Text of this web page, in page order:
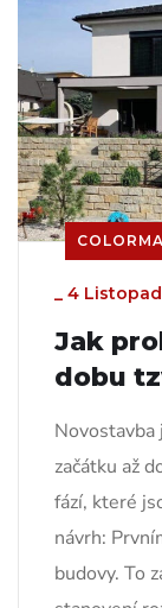
_ 4
Jak
dobu
Novostavba
začátku až
fází, které
návrh:
budovy. To